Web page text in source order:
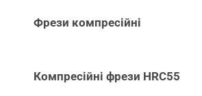
Фрези компресійні
Компресійні фрези HRC55